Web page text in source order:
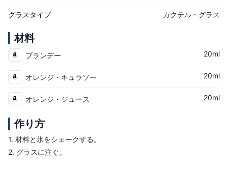
グラスタイプ カクテル・グラス
材料
ブランデー 20ml
オレンジ・キュラソー 20ml
オレンジ・ジュース 20ml
作り方
1. 材料と氷をシェークする。
2. グラスに注ぐ。